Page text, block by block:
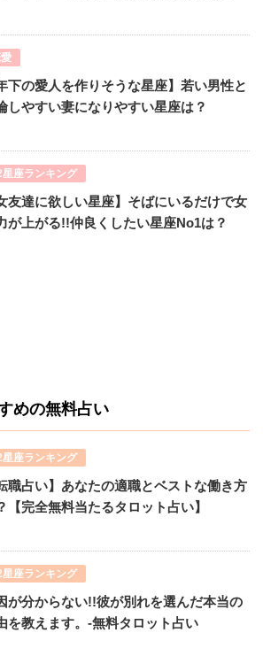
下の愛人を作りそうな星座】若い男性と
しやすい妻になりやすい星座は？
星座ランキング
友達に欲しい星座】そばにいるだけで女
が上がる!!仲良くしたい星座No1は？
めの無料占い
星座ランキング
職占い】あなたの適職とベストな働き方
【完全無料当たるタロット占い】
星座ランキング
が分からない!!彼が別れを選んだ本当の
を教えます。-無料タロット占い